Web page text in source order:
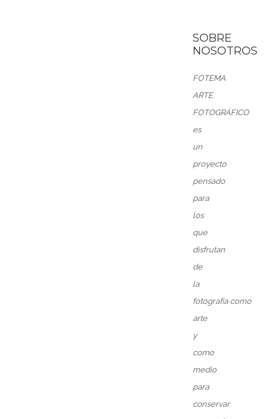
SOBRE
NOSOTROS
FOTEMA
ARTE
FOTOGRÁFICO
es
un
proyecto
pensado
para
los
que
disfrutan
de
la
fotografía como
arte
y
como
medio
para
conservar